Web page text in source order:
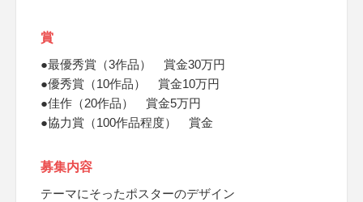
賞
●最優秀賞（3作品） 賞金30万円
●優秀賞（10作品） 賞金10万円
●佳作（20作品） 賞金5万円
●協力賞（100作品程度） 賞金
募集内容
テーマにそったポスターのデザイン